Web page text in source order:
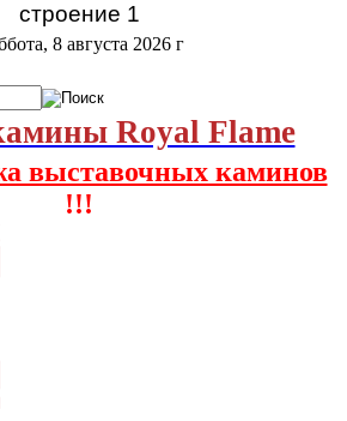
строение 1
8 августа 2026 г
Royal Flame
выставочных каминов
!!!